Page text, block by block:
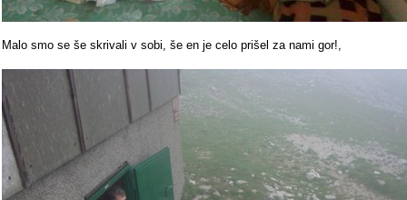
Malo smo se še skrivali v sobi, še en je celo prišel za nami gor!,